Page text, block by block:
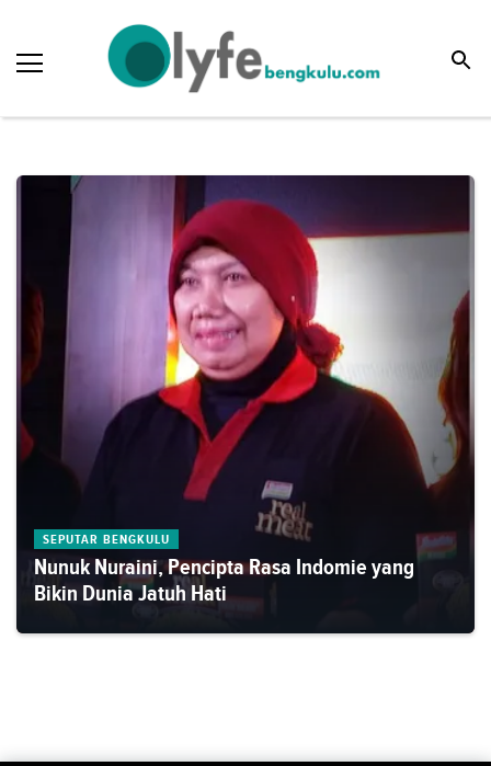
SEPUTAR BENGKULU
Nunuk Nuraini, Pencipta Rasa Indomie yang
Bikin Dunia Jatuh Hati